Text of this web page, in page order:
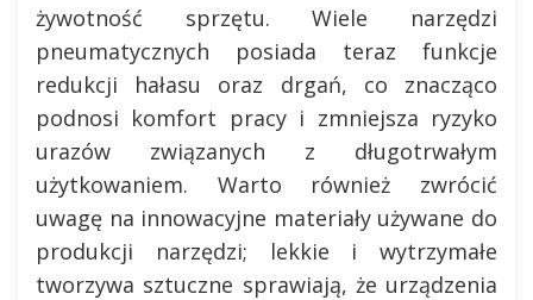
żywotność sprzętu. Wiele narzędzi
pneumatycznych posiada teraz funkcje
redukcji hałasu oraz drgań, co znacząco
podnosi komfort pracy i zmniejsza ryzyko
urazów związanych z długotrwałym
użytkowaniem. Warto również zwrócić
uwagę na innowacyjne materiały używane do
produkcji narzędzi; lekkie i wytrzymałe
tworzywa sztuczne sprawiają, że urządzenia